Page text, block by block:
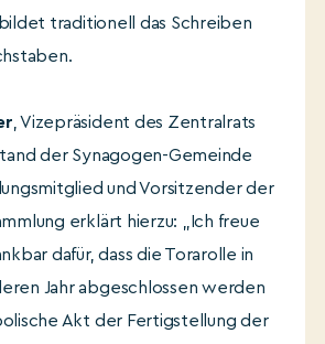
traditionell das Schreiben
, Vizepräsident des Zentralrats
der Synagogen-Gemeinde
und Vorsitzender der
erklärt hierzu: „Ich freue
dafür, dass die Torarolle in
Jahr abgeschlossen werden
Akt der Fertigstellung der